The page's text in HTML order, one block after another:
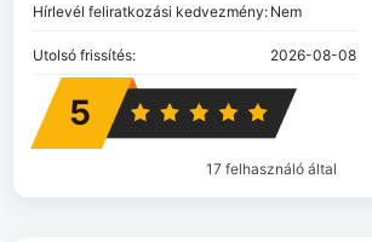
Hírlevél feliratkozási kedvezmény: Nem
Utolsó frissítés: 2026-08-08
5
17 felhasználó által